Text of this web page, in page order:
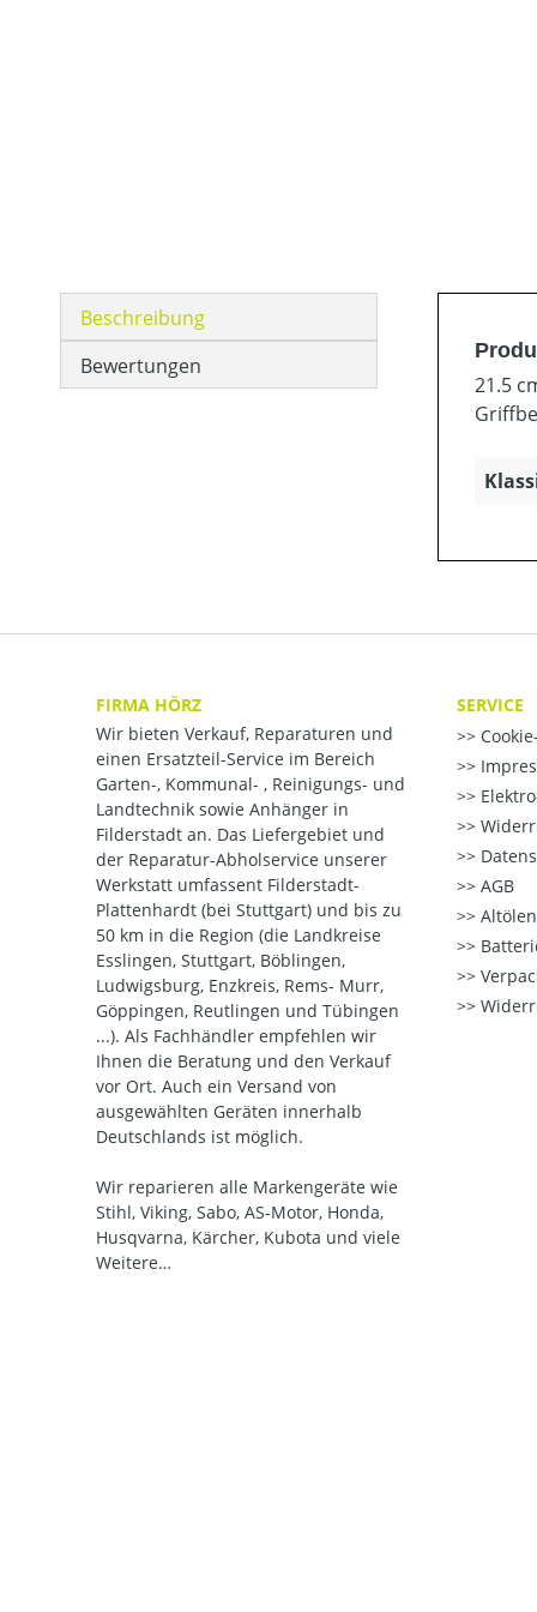
Beschreibung
Bewertungen
21.5
FIRMA HÖRZ
Wir bieten Verkauf, Reparaturen und
einen Ersatzteil-Service im Bereich
Garten-, Kommunal- , Reinigungs- und
Landtechnik sowie Anhänger in
Filderstadt an. Das Liefergebiet und
der Reparatur-Abholservice unserer
Werkstatt umfassent Filderstadt-
Plattenhardt (bei Stuttgart) und bis zu
50 km in die Region (die Landkreise
Esslingen, Stuttgart, Böblingen,
Ludwigsburg, Enzkreis, Rems- Murr,
Göppingen, Reutlingen und Tübingen
...). Als Fachhändler empfehlen wir
Ihnen die Beratung und den Verkauf
vor Ort. Auch ein Versand von
ausgewählten Geräten innerhalb
Deutschlands ist möglich.
Wir reparieren alle Markengeräte wie
Stihl, Viking, Sabo, AS-Motor, Honda,
Husqvarna, Kärcher, Kubota und viele
Weitere…
SERVICE
AGB